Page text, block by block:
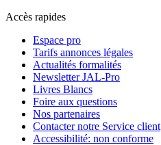
Accès rapides
Espace pro
Tarifs annonces légales
Actualités formalités
Newsletter JAL-Pro
Livres Blancs
Foire aux questions
Nos partenaires
Contacter notre Service client
Accessibilité: non conforme